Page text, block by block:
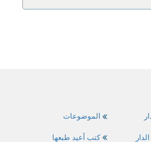
الموضوعات
كتب أعيد طبعها